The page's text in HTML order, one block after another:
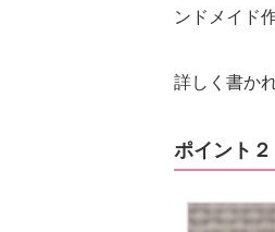
ンドメイド
詳しく書か
ポイント